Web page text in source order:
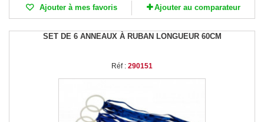
Ajouter à mes favoris Ajouter au comparateur
SET DE 6 ANNEAUX À RUBAN LONGUEUR 60CM
Réf : 290151